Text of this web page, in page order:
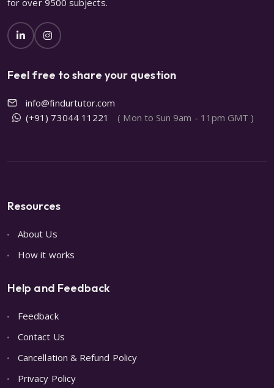
Feel free to share your question
info@findurtutor.com
(+91) 73044 11221
( Mon to Sun 9am - 11pm GMT )
Resources
About Us
How it works
Help and Feedback
Feedback
Contact Us
Cancellation & Refund Policy
Privacy Policy